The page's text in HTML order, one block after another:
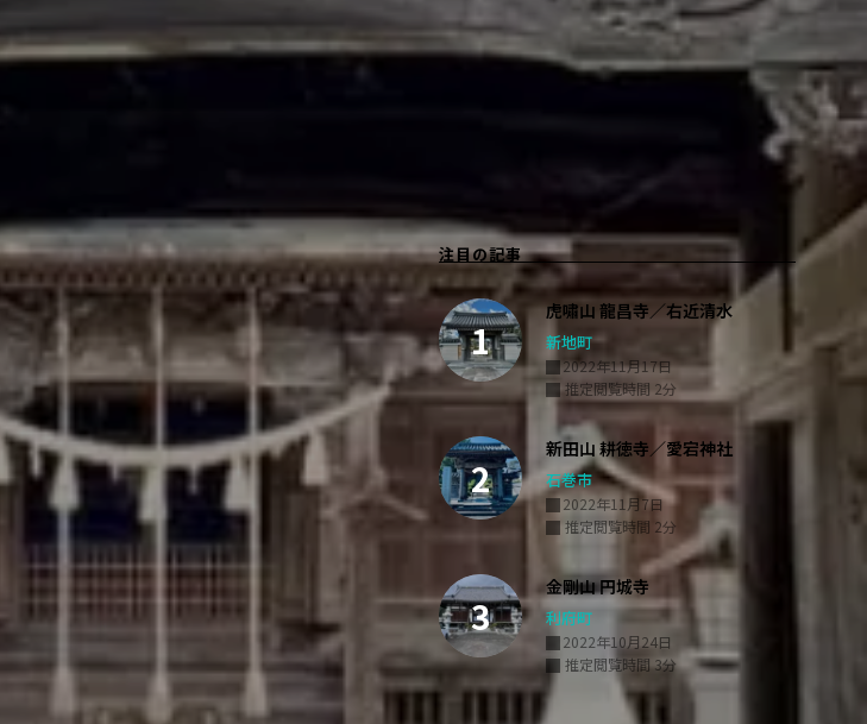
注目の記事
虎嘯山 龍昌寺／右近清水
新地町
2022年11月17日
推定閲覧時間 2分
新田山 耕徳寺／愛宕神社
石巻市
2022年11月7日
推定閲覧時間 2分
金剛山 円城寺
利府町
2022年10月24日
推定閲覧時間 3分